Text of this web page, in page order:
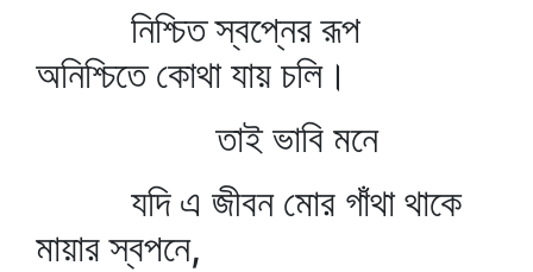
নিশ্চিত স্বপ্নের রূপ
অনিশ্চিতে কোথা যায় চলি।
তাই ভাবি মনে
যদি এ জীবন মোর গাঁথা থাকে
মায়ার স্বপনে,